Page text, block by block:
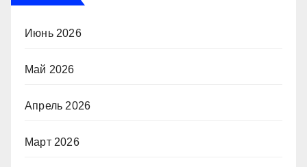
Июнь 2026
Май 2026
Апрель 2026
Март 2026